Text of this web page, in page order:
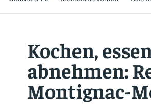
Kochen,
abnehmen:
Montignac-